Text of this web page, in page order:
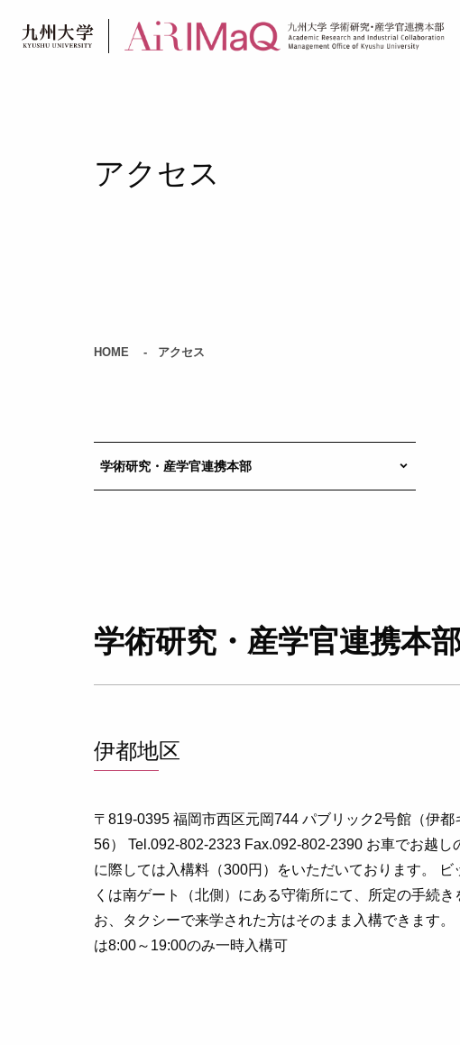
content
アクセス
HOME アクセス
学術研究・産学官連携本部 keyboard_arrow_down
学術研究・産学官連携本
伊都地区
〒819-0395 福岡市西区元岡744 パブリック2号館（伊都
56） Tel.092-802-2323 Fax.092-802-2390 お車でお越
に際しては入構料（300円）をいただいております。 ビ
くは南ゲート（北側）にある守衛所にて、所定の手続
お、タクシーで来学された方はそのまま入構できます。
は8:00～19:00のみ一時入構可